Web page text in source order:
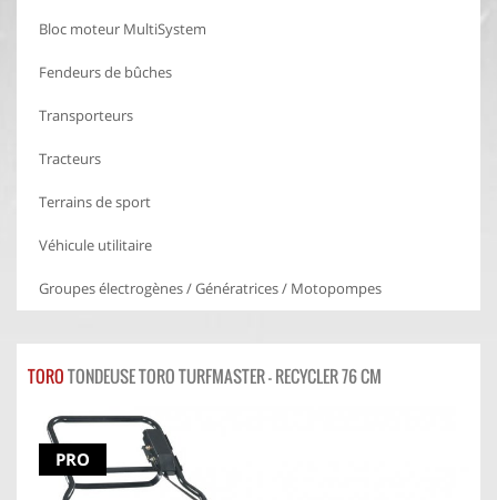
Bloc moteur MultiSystem
Fendeurs de bûches
Transporteurs
Tracteurs
Terrains de sport
Véhicule utilitaire
Groupes électrogènes / Génératrices / Motopompes
TOROTONDEUSE TORO TURFMASTER - RECYCLER 76 CM
PRO